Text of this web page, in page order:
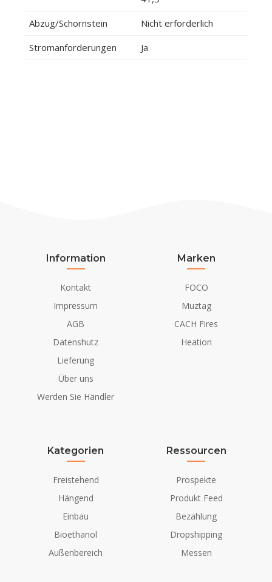
Abzug/Schornstein
Nicht erforderlich
Stromanforderungen
Ja
Information
Kontakt
Impressum
AGB
Datenshutz
Lieferung
Über uns
Werden Sie Händler
Marken
FOCO
Muztag
CACH Fires
Heation
Kategorien
Freistehend
Hängend
Einbau
Bioethanol
Außenbereich
Ressourcen
Prospekte
Produkt Feed
Bezahlung
Dropshipping
Messen